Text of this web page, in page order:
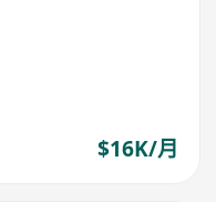
$16K/月